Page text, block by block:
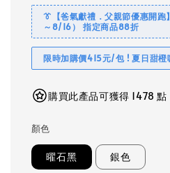
👔【爸氣獻禮．父親節優惠開
～8/16） 指定商品88折
限時加購價415元/包 ! 夏日甜橙
購買此產品可獲得 1478 點
顏色
曜石黑 銀色